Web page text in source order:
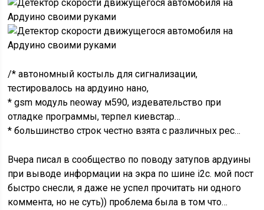
/* автономный костыль для сигнализации,
тестировалось на ардуино нано,
* gsm модуль neoway м590, издевательство при
отладке программы, терпел киевстар…
* большинство строк честно взята с различных рес…
Вчера писал в сообщество по поводу затупов ардуины
при выводе информации на экра по шине i2c. мой пост
быстро снесли, я даже не успел прочитать ни одного
коммента, но не суть)) проблема была в том что…